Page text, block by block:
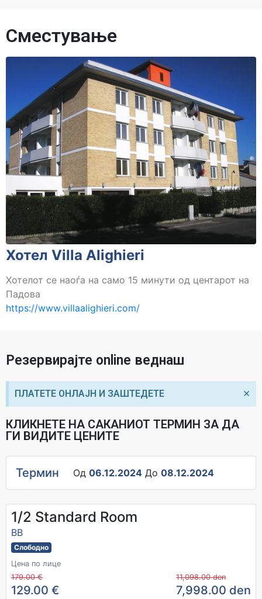
Сместување
Хотел Villa Alighieri
Хотелот се наоѓа на само 15 минути од центарот на
Падова
https://www.villaalighieri.com/
Резервирајте online веднаш
ПЛАТЕТЕ ОНЛАЈН И ЗАШТЕДЕТЕ ×
КЛИКНЕТЕ НА САКАНИОТ ТЕРМИН ЗА ДА
ГИ ВИДИТЕ ЦЕНИТЕ
Термин Од 06.12.2024 До 08.12.2024
1/2 Standard Room
BB
Слободно
Цена по лице
179.00 €
129.00 €
11,098.00 den
7,998.00 den